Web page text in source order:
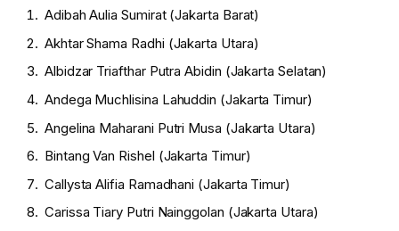
Adibah Aulia Sumirat (Jakarta Barat)
Akhtar Shama Radhi (Jakarta Utara)
Albidzar Triafthar Putra Abidin (Jakarta Selatan)
Andega Muchlisina Lahuddin (Jakarta Timur)
Angelina Maharani Putri Musa (Jakarta Utara)
Bintang Van Rishel (Jakarta Timur)
Callysta Alifia Ramadhani (Jakarta Timur)
Carissa Tiary Putri Nainggolan (Jakarta Utara)